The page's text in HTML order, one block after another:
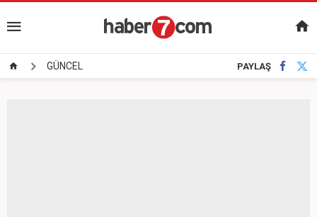
GÜNCEL PAYLAŞ